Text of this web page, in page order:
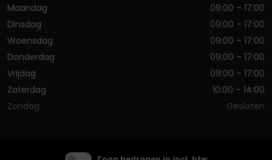
Maandag
09:00 – 17:00
Dinsdag
09:00 – 17:00
Woensdag
09:00 – 17:00
Donderdag
09:00 – 17:00
Vrijdag
09:00 – 17:00
Zaterdag
10:00 – 14:00
Zondag
Gesloten